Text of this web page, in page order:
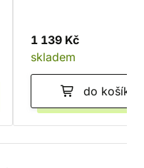
1 139 Kč
skladem
do košíku